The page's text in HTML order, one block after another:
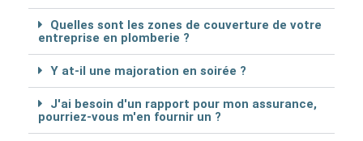
Quelles sont les zones de couverture de votre
entreprise en plomberie ?
Y at-il une majoration en soirée ?
J'ai besoin d'un rapport pour mon assurance,
pourriez-vous m'en fournir un ?